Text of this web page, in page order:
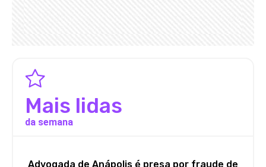
Mais lidas
da semana
Advogada de Anápolis é presa por fraude de